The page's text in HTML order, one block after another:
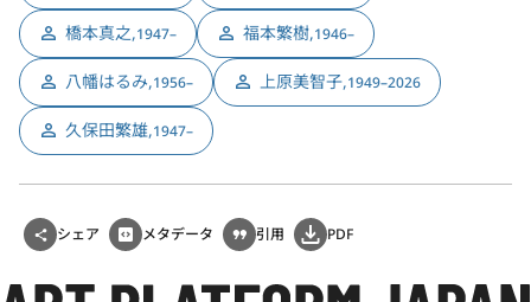
橋本真之,1947– 福本繁樹,1946–
八幡はるみ,1956– 上原美智子,1949–2026
久保田繁雄,1947–
シェア メタデータ 引用 PDF